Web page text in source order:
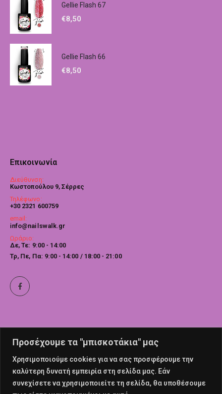
Προσέχουμε τα "μπισκοτάκια" μας
Χρησιμοποιούμε cookies για να σας προσφέρουμε την
καλύτερη δυνατή εμπειρία στη σελίδα μας. Εάν
συνεχίσετε να χρησιμοποιείτε τη σελίδα, θα υποθέσουμε
Gellie Flash 67
€8,50
Gellie Flash 66
€8,50
Επικοινωνία
Διεύθυνση:
Κωστοπούλου 9, Σέρρες
Τηλέφωνο:
+30 2321 600759
email:
info@nailswalk.gr
Ωράριο:
Δε, Τε: 9:00 - 14:00
Τρ, Πε, Πα: 9:00 - 14:00 / 18:00 - 21:00